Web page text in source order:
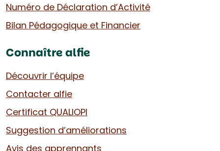
Numéro de Déclaration d’Activité
Bilan Pédagogique et Financier
Connaître alfie
Découvrir l’équipe
Contacter alfie
Certificat QUALIOPI
Suggestion d’améliorations
Avis des apprennants